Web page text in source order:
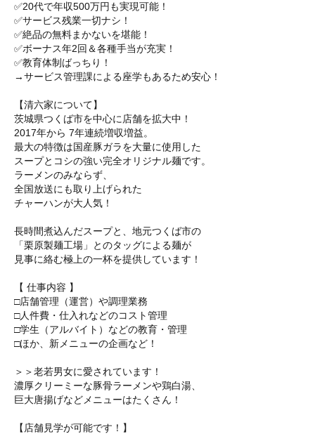
✅20代で年収500万円も実現可能！
✅サービス残業一切ナシ！
✅絶品の無料まかないを堪能！
✅ボーナス年2回＆各種手当が充実！
✅教育体制ばっちり！
→サービス管理課による座学もあるため安心！
【清六家について】
茨城県つくば市を中心に店舗を拡大中！
2017年から 7年連続増収増益。
最大の特徴は国産豚ガラを大量に使用した
スープとコシの強い完全オリジナル麺です。
ラーメンのみならず、
全国放送にも取り上げられた
チャーハンが大人気！
長時間煮込んだスープと、地元つくば市の
「栗原製麺工場」とのタッグによる麺が
見事に絡む極上の一杯を提供しています！
【 仕事内容 】
□店舗管理（運営）や調理業務
□人件費・仕入れなどのコスト管理
□学生（アルバイト）などの教育・管理
□ほか、新メニューの企画など！
＞＞老若男女に愛されています！
濃厚クリーミーな豚骨ラーメンや鶏白湯、
巨大唐揚げなどメニューはたくさん！
【店舗見学が可能です！】